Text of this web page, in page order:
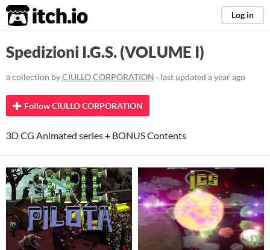
itch.io Log in
Spedizioni I.G.S. (VOLUME I)
a collection byCIULLO CORPORATION · last updated a year ago
Follow CIULLO CORPORATION
3D CG Animated series + BONUS Contents